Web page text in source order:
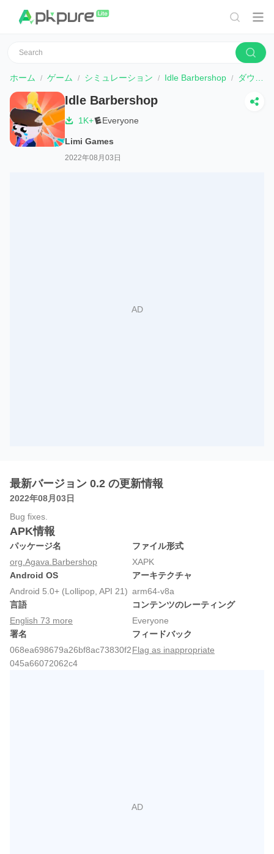
ホーム ゲーム シミュレーション Idle Barbershop ダウンロード
Idle Barbershop
1K+ Everyone
Limi Games
2022年08月03日
最新バージョン 0.2 の更新情報
2022年08月03日
Bug fixes.
APK情報
パッケージ名
org.Agava.Barbershop
ファイル形式
XAPK
Android OS
Android 5.0+ (Lollipop, API 21)
アーキテクチャ
arm64-v8a
言語
English 73 more
コンテンツのレーティング
Everyone
署名
068ea698679a26bf8ac73830f2
045a66072062c4
フィードバック
Flag as inappropriate